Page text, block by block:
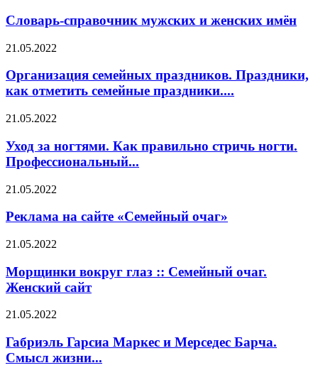
Словарь-справочник мужских и женских имён
21.05.2022
Организация семейных праздников. Праздники,
как отметить семейные праздники....
21.05.2022
Уход за ногтями. Как правильно стричь ногти.
Профессиональный...
21.05.2022
Реклама на сайте «Семейный очаг»
21.05.2022
Морщинки вокруг глаз :: Семейный очаг.
Женский сайт
21.05.2022
Габриэль Гарсиа Маркес и Мерседес Барча.
Смысл жизни...